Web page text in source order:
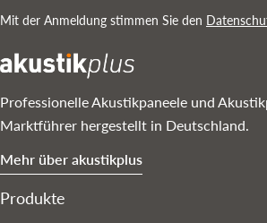
Mit der Anmeldung stimmen Sie den
Professionelle Akustikpaneele und
Marktführer hergestellt in Deutschland.
Mehr über akustikplus
Produkte